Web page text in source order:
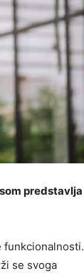
predstavlja
funkcionalnosti.
se svoga